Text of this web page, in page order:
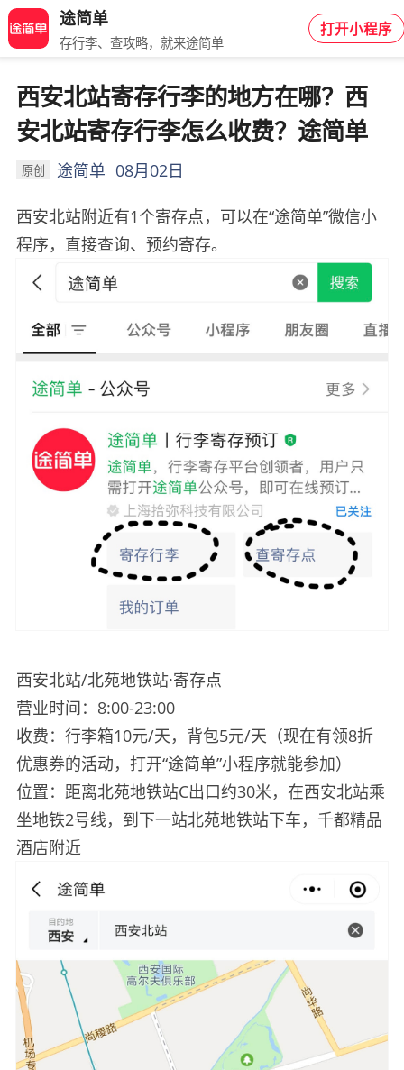
途简单
存行李、查攻略，就来途简单
打开小程序
西安北站寄存行李的地方在哪？西
安北站寄存行李怎么收费？途简单
原创 途简单 08月02日
西安北站附近有1个寄存点，可以在“途简单”微信小
程序，直接查询、预约寄存。
西安北站/北苑地铁站·寄存点
营业时间：8:00-23:00
收费：行李箱10元/天，背包5元/天（现在有领8折
优惠券的活动，打开“途简单”小程序就能参加）
位置：距离北苑地铁站C出口约30米，在西安北站乘
坐地铁2号线，到下一站北苑地铁站下车，千都精品
酒店附近